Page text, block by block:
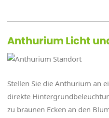
Anthurium Licht
Stellen Sie die Anthurium an
direkte
zu braunen Ecken an den